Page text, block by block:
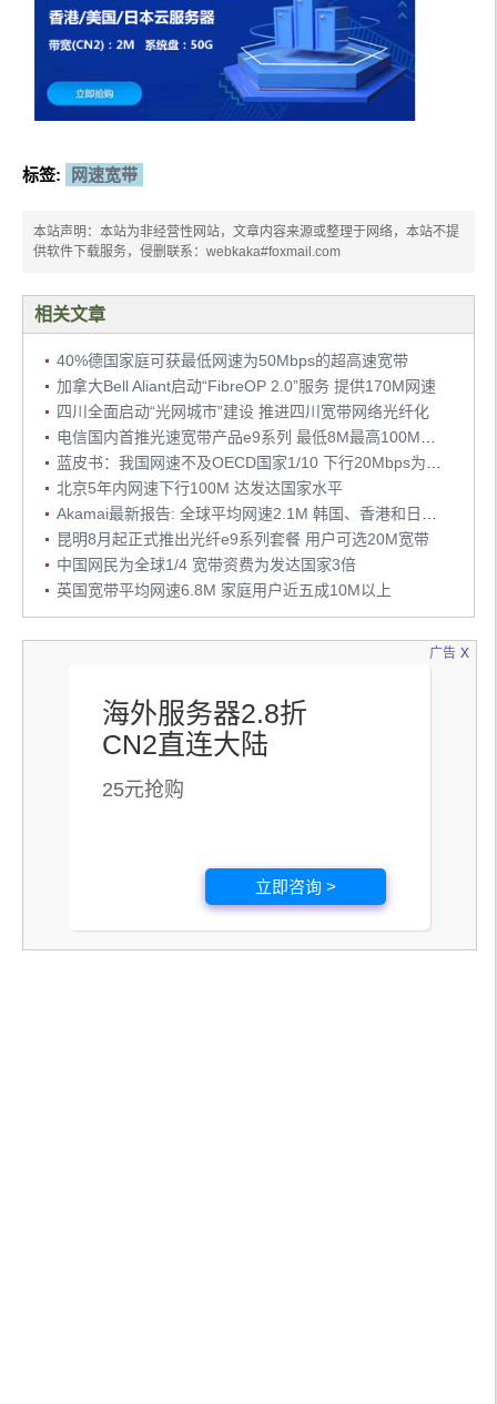
标签: 网速宽带
本站声明：本站为非经营性网站，文章内容来源或整理于网络，本站不提
供软件下载服务，侵删联系：webkaka#foxmail.com
相关文章
40%德国家庭可获最低网速为50Mbps的超高速宽带
加拿大Bell Aliant启动“FibreOP 2.0”服务 提供170M网速
四川全面启动“光网城市”建设 推进四川宽带网络光纤化
电信国内首推光速宽带产品e9系列 最低8M最高100M接入
蓝皮书：我国网速不及OECD国家1/10 下行20Mbps为宽带发展目标
北京5年内网速下行100M 达发达国家水平
Akamai最新报告: 全球平均网速2.1M 韩国、香港和日本占前三位
昆明8月起正式推出光纤e9系列套餐 用户可选20M宽带
中国网民为全球1/4 宽带资费为发达国家3倍
英国宽带平均网速6.8M 家庭用户近五成10M以上
广告
海外服务器2.8折
CN2直连大陆
25元抢购
立即咨询 >
x